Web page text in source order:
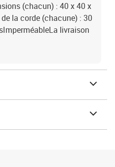
(chacun) : 40 x 40 x
la corde (chacune) : 30
livraison